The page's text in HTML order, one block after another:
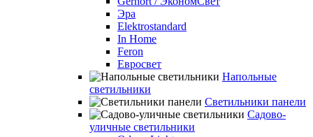
Эра
Elektrostandard
In Home
Feron
Евросвет
Напольные
светильники
Светильники панели
Садово-
уличные светильники